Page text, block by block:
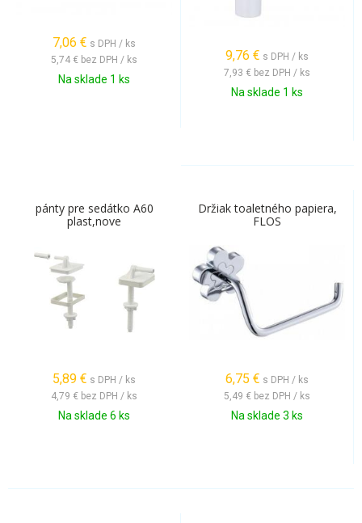
7,06 € s DPH / ks
5,74 € bez DPH / ks
Na sklade 1 ks
9,76 € s DPH / ks
7,93 € bez DPH / ks
Na sklade 1 ks
pánty pre sedátko A60
plast,nove
5,89 € s DPH / ks
4,79 € bez DPH / ks
Na sklade 6 ks
Držiak toaletného papiera,
FLOS
6,75 € s DPH / ks
5,49 € bez DPH / ks
Na sklade 3 ks